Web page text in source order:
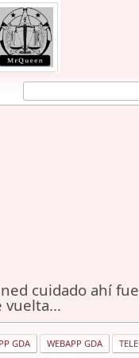
cuidado ahí
vuelta...
GDA WEBAPP GDA